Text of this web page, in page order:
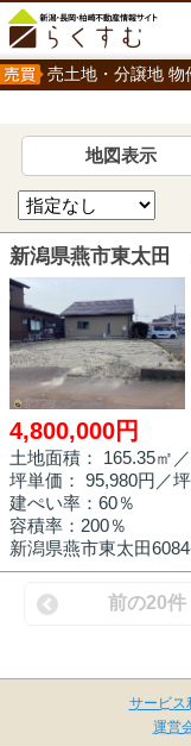
売土地・分譲地 物
地図表示
新潟県燕市東太田
4,800,000円
土地面積： 165.35㎡
坪単価： 95,980円／坪
建ぺい率：60％
容積率：200％
新潟県燕市東太田
前の20件
サービス
運営